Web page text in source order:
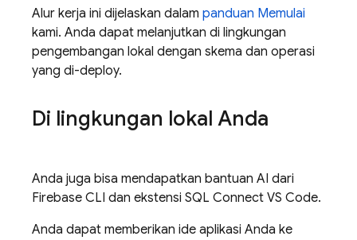
Alur kerja ini dijelaskan dalam panduan Memulai
kami. Anda dapat melanjutkan di lingkungan
pengembangan lokal dengan skema dan operasi
yang di-deploy.
Di lingkungan lokal Anda
Anda juga bisa mendapatkan bantuan AI dari
Firebase CLI dan ekstensi SQL Connect VS Code.
Anda dapat memberikan ide aplikasi Anda ke